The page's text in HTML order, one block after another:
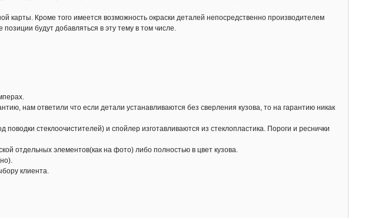
карты. Кроме того имеется возможность окраски деталей непосредственно производителем
будут добавляться в эту тему в том числе.
нам ответили что если детали устанавливаются без сверления кузова, то на гарантию никак
стеклоочистителей) и спойлер изготавливаются из стеклопластика. Пороги и реснички
отдельных элементов(как на фото) либо полностью в цвет кузова.
клиента.